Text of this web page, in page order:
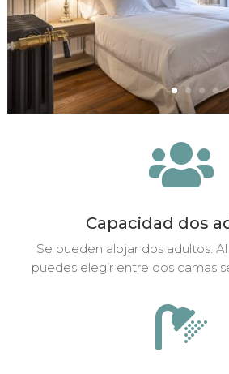

Capacidad dos
Se pueden alojar dos adultos.
puedes elegir entre dos camas
